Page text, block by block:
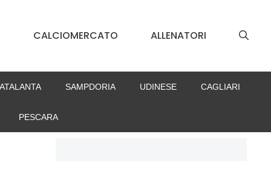
CALCIOMERCATO ALLENATORI
SAMPDORIA UDINESE CAGLIARI
PESCARA